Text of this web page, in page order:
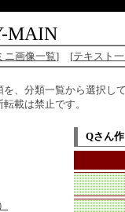
MAIN
ニ画像一覧] [テキスト
、分類一覧から選択して
載は禁止です。
Qさん作